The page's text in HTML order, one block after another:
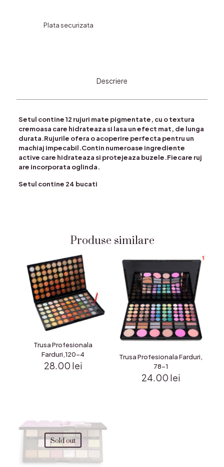
Plata securizata
Descriere
Setul contine 12 rujuri mate pigmentate, cu o textura
cremoasa care hidrateaza si lasa un efect mat, de lunga
durata.Rujurile ofera o acoperire perfecta pentru un
machiaj impecabil.Contin numeroase ingrediente
active care hidrateaza si protejeaza buzele.Fiecare ruj
are incorporata oglinda.
Setul contine 24 bucati
Produse similare
Trusa Profesionala
Farduri,120-4
28.00 lei
Trusa Profesionala Farduri,
78-1
24.00 lei
Sold out